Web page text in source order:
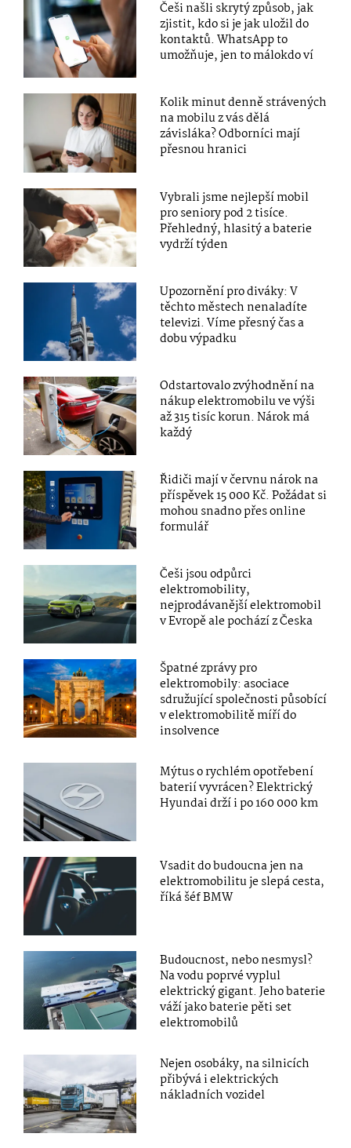
Češi našli skrytý způsob, jak
zjistit, kdo si je jak uložil do
kontaktů. WhatsApp to
umožňuje, jen to málokdo ví
Kolik minut denně strávených
na mobilu z vás dělá
závisláka? Odborníci mají
přesnou hranici
Vybrali jsme nejlepší mobil
pro seniory pod 2 tisíce.
Přehledný, hlasitý a baterie
vydrží týden
Upozornění pro diváky: V
těchto městech nenaladíte
televizi. Víme přesný čas a
dobu výpadku
Odstartovalo zvýhodnění na
nákup elektromobilu ve výši
až 315 tisíc korun. Nárok má
každý
Řidiči mají v červnu nárok na
příspěvek 15 000 Kč. Požádat si
mohou snadno přes online
formulář
Češi jsou odpůrci
elektromobility,
nejprodávanější elektromobil
v Evropě ale pochází z Česka
Špatné zprávy pro
elektromobily: asociace
sdružující společnosti působící
v elektromobilitě míří do
insolvence
Mýtus o rychlém opotřebení
baterií vyvrácen? Elektrický
Hyundai drží i po 160 000 km
Vsadit do budoucna jen na
elektromobilitu je slepá cesta,
říká šéf BMW
Budoucnost, nebo nesmysl?
Na vodu poprvé vyplul
elektrický gigant. Jeho baterie
váží jako baterie pěti set
elektromobilů
Nejen osobáky, na silnicích
přibývá i elektrických
nákladních vozidel